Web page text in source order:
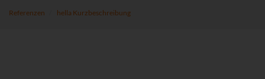
Referenzen hella Kurzbeschreibung